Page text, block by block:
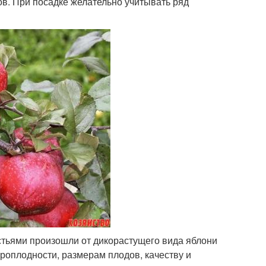
произошли от дикорастущего вида яблони
размерам плодов, качеству и